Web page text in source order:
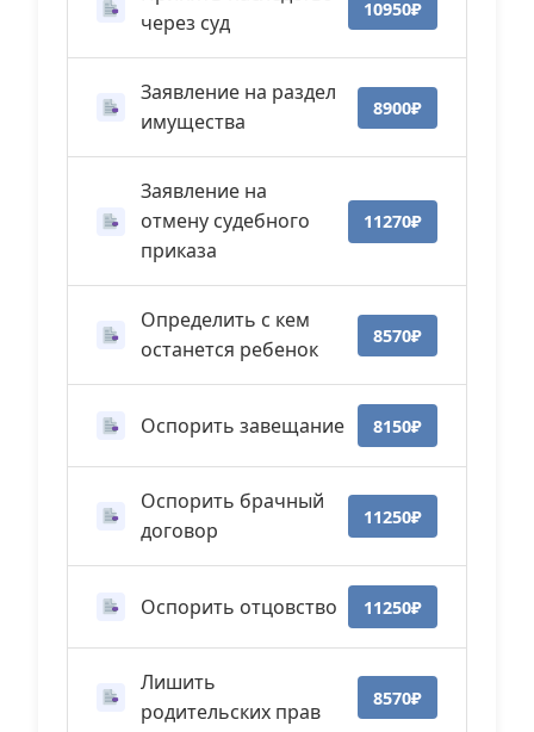
через суд
10950₽
Заявление на раздел
имущества
8900₽
Заявление на
отмену судебного
приказа
11270₽
Определить с кем
останется ребенок
8570₽
Оспорить завещание 8150₽
Оспорить брачный
договор
11250₽
Оспорить отцовство 11250₽
Лишить
родительских прав
8570₽